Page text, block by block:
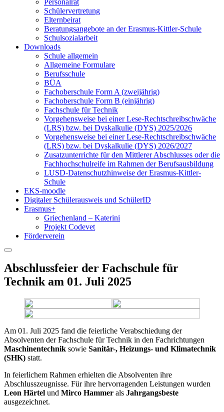
Personalrat
Schülervertretung
Elternbeirat
Beratungsangebote an der Erasmus-Kittler-Schule
Schulsozialarbeit
Downloads
Schule allgemein
Allgemeine Formulare
Berufsschule
BÜA
Fachoberschule Form A (zweijährig)
Fachoberschule Form B (einjährig)
Fachschule für Technik
Vorgehensweise bei einer Lese-Rechtschreibschwäche
(LRS) bzw. bei Dyskalkulie (DYS) 2025/2026
Vorgehensweise bei einer Lese-Rechtschreibschwäche
(LRS) bzw. bei Dyskalkulie (DYS) 2026/2027
Zusatzunterrichte für den Mittlerer Abschlusses oder die
Fachhochschulreife im Rahmen der Berufsausbildung
LUSD-Datenschutzhinweise der Erasmus-Kittler-
Schule
EKS-moodle
Digitaler Schülerausweis und SchülerID
Erasmus+
Griechenland – Katerini
Projekt Codevet
Förderverein
Abschlussfeier der Fachschule für
Technik am 01. Juli 2025
Am 01. Juli 2025 fand die feierliche Verabschiedung der
Absolventen der Fachschule für Technik in den Fachrichtungen
Maschinentechnik sowie Sanitär-, Heizungs- und Klimatechnik
(SHK) statt.
In feierlichem Rahmen erhielten die Absolventen ihre
Abschlusszeugnisse. Für ihre hervorragenden Leistungen wurden
Leon Härtel und Mirco Hammer als Jahrgangsbeste
ausgezeichnet.